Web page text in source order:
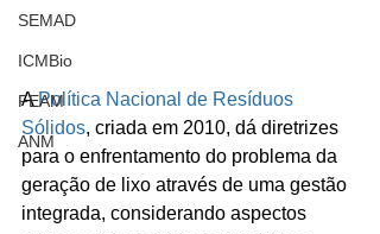
SEMAD
ICMBio
FEAM
ANM
A Política Nacional de Resíduos
Sólidos, criada em 2010, dá diretrizes
para o enfrentamento do problema da
geração de lixo através de uma gestão
integrada, considerando aspectos